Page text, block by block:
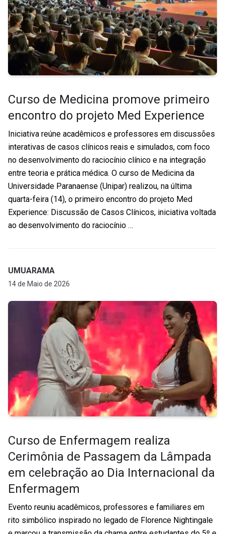
Curso de Medicina promove primeiro
encontro do projeto Med Experience
Iniciativa reúne acadêmicos e professores em discussões
interativas de casos clínicos reais e simulados, com foco
no desenvolvimento do raciocínio clínico e na integração
entre teoria e prática médica. O curso de Medicina da
Universidade Paranaense (Unipar) realizou, na última
quarta-feira (14), o primeiro encontro do projeto Med
Experience: Discussão de Casos Clínicos, iniciativa voltada
ao desenvolvimento do raciocínio …
UMUARAMA
14 de Maio de 2026
Curso de Enfermagem realiza
Cerimônia de Passagem da Lâmpada
em celebração ao Dia Internacional da
Enfermagem
Evento reuniu acadêmicos, professores e familiares em
rito simbólico inspirado no legado de Florence Nightingale